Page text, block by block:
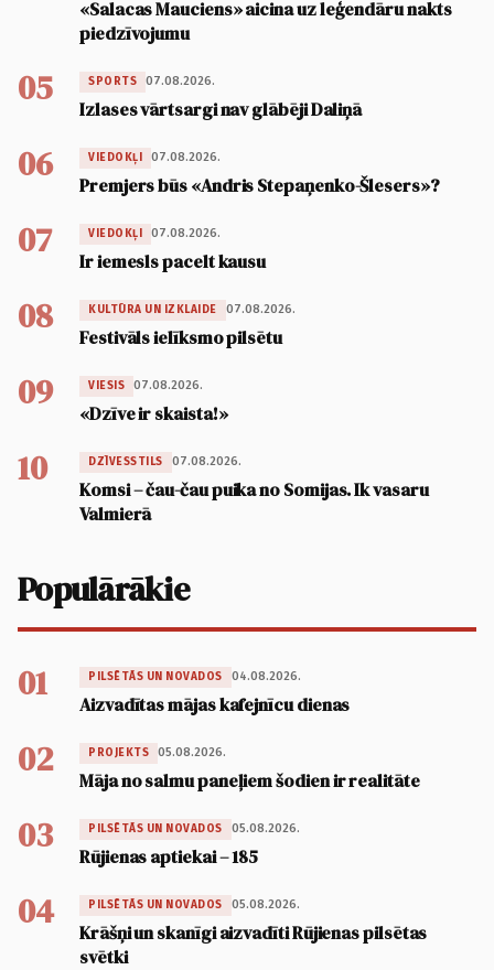
«Salacas Mauciens» aicina uz leģendāru nakts
piedzīvojumu
05 SPORTS 07.08.2026.
Izlases vārtsargi nav glābēji Daliņā
06 VIEDOKĻI 07.08.2026.
Premjers būs «Andris Stepaņenko-Šlesers»?
07 VIEDOKĻI 07.08.2026.
Ir iemesls pacelt kausu
08 KULTŪRA UN IZKLAIDE 07.08.2026.
Festivāls ielīksmo pilsētu
09 VIESIS 07.08.2026.
«Dzīve ir skaista!»
10 DZĪVESSTILS 07.08.2026.
Komsi – čau-čau puika no Somijas. Ik vasaru
Valmierā
Populārākie
01 PILSĒTĀS UN NOVADOS 04.08.2026.
Aizvadītas mājas kafejnīcu dienas
02 PROJEKTS 05.08.2026.
Māja no salmu paneļiem šodien ir realitāte
03 PILSĒTĀS UN NOVADOS 05.08.2026.
Rūjienas aptiekai – 185
04 PILSĒTĀS UN NOVADOS 05.08.2026.
Krāšņi un skanīgi aizvadīti Rūjienas pilsētas
svētki